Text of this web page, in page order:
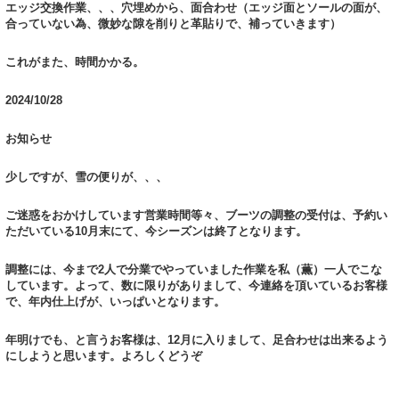
エッジ交換作業、、、穴埋めから、面合わせ（エッジ面とソールの面が、
合っていない為、微妙な隙を削りと革貼りで、補っていきます）
これがまた、時間かかる。
2024/10/28
お知らせ
少しですが、雪の便りが、、、
ご迷惑をおかけしています営業時間等々、ブーツの調整の受付は、予約い
ただいている10月末にて、今シーズンは終了となります。
調整には、今まで2人で分業でやっていました作業を私（薫）一人でこな
しています。よって、数に限りがありまして、今連絡を頂いているお客様
で、年内仕上げが、いっぱいとなります。
年明けでも、と言うお客様は、12月に入りまして、足合わせは出来るよう
にしようと思います。よろしくどうぞ